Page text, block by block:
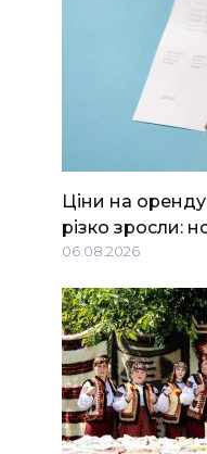
Ціни на
різко зросли:
06.08.2026